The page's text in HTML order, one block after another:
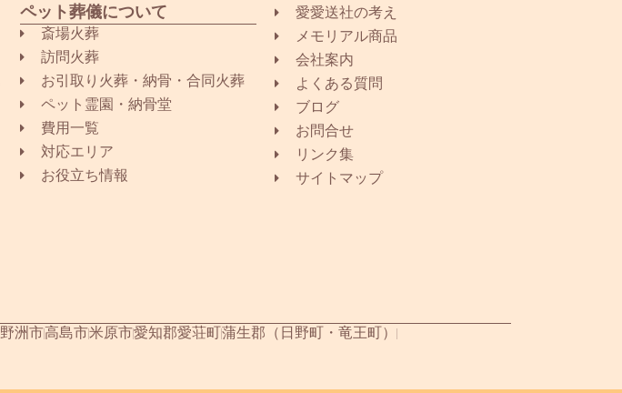
ペット葬儀について
斎場火葬
訪問火葬
お引取り火葬・納骨・合同火葬
ペット霊園・納骨堂
費用一覧
対応エリア
お役立ち情報
愛愛送社の考え
メモリアル商品
会社案内
よくある質問
ブログ
お問合せ
リンク集
サイトマップ
野洲市高島市米原市愛知郡愛荘町蒲生郡（日野町・竜王町）